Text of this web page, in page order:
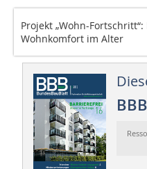
Projekt „Wohn-
Wohnkomfort im Alter